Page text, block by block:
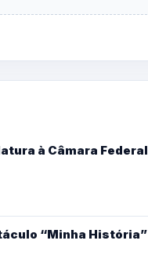
à Câmara
“Minha